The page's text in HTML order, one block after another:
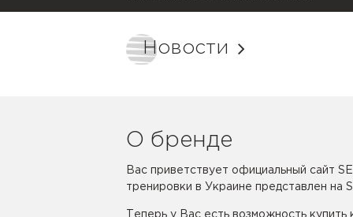
Новости
О бренде
Вас приветствует официальный сайт
тренировки в Украине представлен на
Теперь у Вас есть возможность